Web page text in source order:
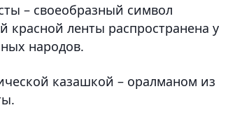
– своеобразный символ
ленты распространена у
народов.
казашкой – оралманом из